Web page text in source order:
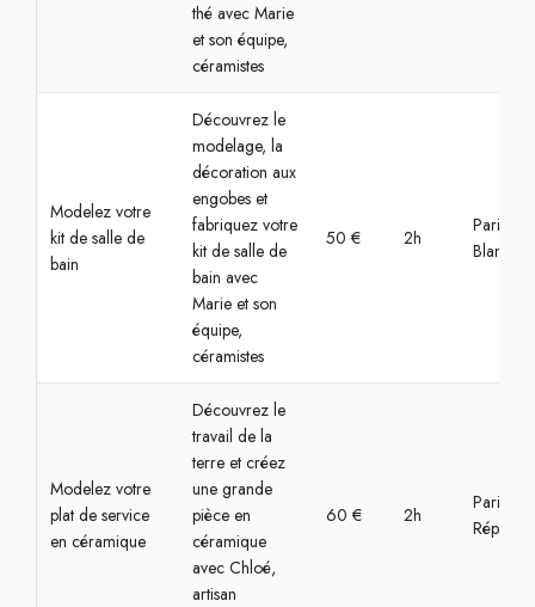
thé avec Marie
et son équipe,
céramistes
Modelez votre
kit de salle de
bain
Découvrez le
modelage, la
décoration aux
engobes et
fabriquez votre
kit de salle de
bain avec
Marie et son
équipe,
céramistes
50 € 2h
Paris,
Blanc
Modelez votre
plat de service
en céramique
Découvrez le
travail de la
terre et créez
une grande
pièce en
céramique
avec Chloé,
artisan
60 € 2h
Paris,